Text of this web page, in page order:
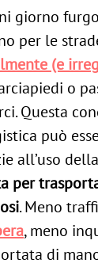
giorno
per le
(e
o
Questa
può
all’uso
per
. Meno
, meno
di